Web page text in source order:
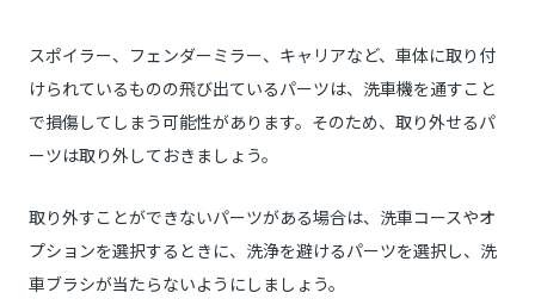
スポイラー、フェンダーミラー、キャリアなど、車体に取り付
けられているものの飛び出ているパーツは、洗車機を通すこと
で損傷してしまう可能性があります。そのため、取り外せるパ
ーツは取り外しておきましょう。
取り外すことができないパーツがある場合は、洗車コースやオ
プションを選択するときに、洗浄を避けるパーツを選択し、洗
車ブラシが当たらないようにしましょう。